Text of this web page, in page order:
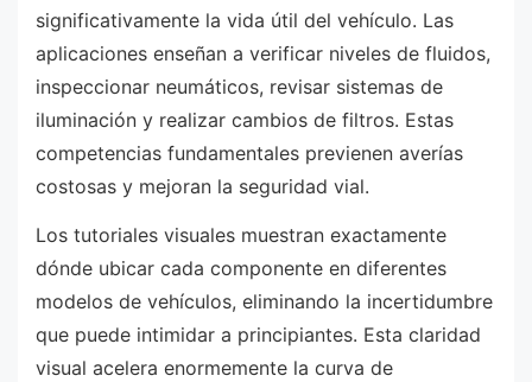
significativamente la vida útil del vehículo. Las
aplicaciones enseñan a verificar niveles de fluidos,
inspeccionar neumáticos, revisar sistemas de
iluminación y realizar cambios de filtros. Estas
competencias fundamentales previenen averías
costosas y mejoran la seguridad vial.
Los tutoriales visuales muestran exactamente
dónde ubicar cada componente en diferentes
modelos de vehículos, eliminando la incertidumbre
que puede intimidar a principiantes. Esta claridad
visual acelera enormemente la curva de